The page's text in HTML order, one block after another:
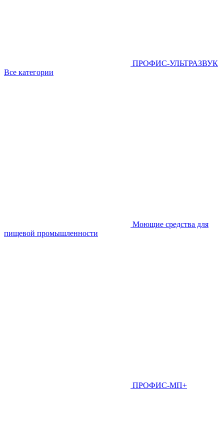
ПРОФИС-УЛЬТРАЗВУК
Все категории
Моющие средства для
пищевой промышленности
ПРОФИС-МП+